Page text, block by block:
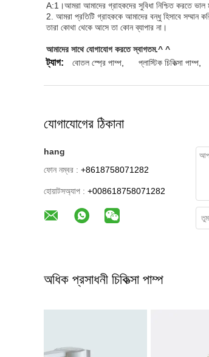
A:1।আমরা আমাদের গ্রাহকদের সুবিধা নিশ্চিত করতে ভাল
2. আমরা প্রতিটি গ্রাহককে আমাদের বন্ধু হিসাবে সম্মান
তারা কোথা থেকে আসে তা কোন ব্যাপার না।
আমাদের সাথে যোগাযোগ করতে স্বাগতম.^ ^
ট্যাগ: বোতল স্প্রে পাম্প প্লাস্টিক চিকিত্সা পাম্প
যোগাযোগের ঠিকানা
hang
ফোন নম্বর : +8618758071282
হোয়াটসঅ্যাপ : +008618758071282
অধিক প্রসাধনী চিকিত্সা পাম্প